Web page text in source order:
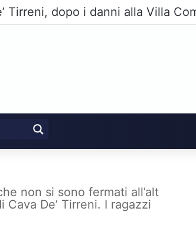
non si sono fermati all’alt
De’ Tirreni. I ragazzi